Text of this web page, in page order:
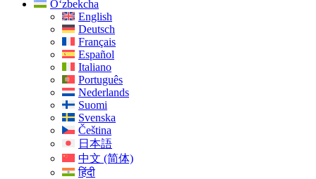
O‘zbekcha
English
Deutsch
Français
Español
Italiano
Português
Nederlands
Suomi
Svenska
Čeština
日本語
中文 (简体)
हिंदी